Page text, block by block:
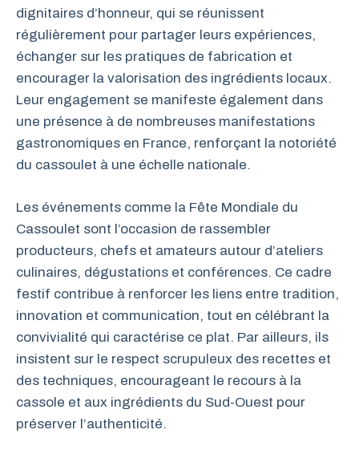
dignitaires d’honneur, qui se réunissent
régulièrement pour partager leurs expériences,
échanger sur les pratiques de fabrication et
encourager la valorisation des ingrédients locaux.
Leur engagement se manifeste également dans
une présence à de nombreuses manifestations
gastronomiques en France, renforçant la notoriété
du cassoulet à une échelle nationale.
Les événements comme la Fête Mondiale du
Cassoulet sont l’occasion de rassembler
producteurs, chefs et amateurs autour d’ateliers
culinaires, dégustations et conférences. Ce cadre
festif contribue à renforcer les liens entre tradition,
innovation et communication, tout en célébrant la
convivialité qui caractérise ce plat. Par ailleurs, ils
insistent sur le respect scrupuleux des recettes et
des techniques, encourageant le recours à la
cassole et aux ingrédients du Sud-Ouest pour
préserver l’authenticité.